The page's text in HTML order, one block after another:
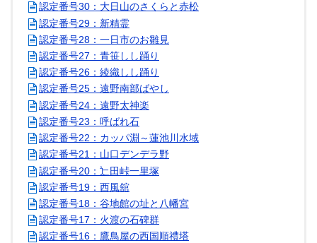
認定番号30：大日山のさくらと赤松
認定番号29：新精霊
認定番号28：一日市のお雛見
認定番号27：青笹しし踊り
認定番号26：綾織しし踊り
認定番号25：遠野南部ばやし
認定番号24：遠野太神楽
認定番号23：呼ばれ石
認定番号22：カッパ淵～蓮池川水域
認定番号21：山口デンデラ野
認定番号20：辷田峠一里塚
認定番号19：西風舘
認定番号18：谷地館の址と八幡宮
認定番号17：火渡の石碑群
認定番号16：鷹鳥屋の西国順禮塔